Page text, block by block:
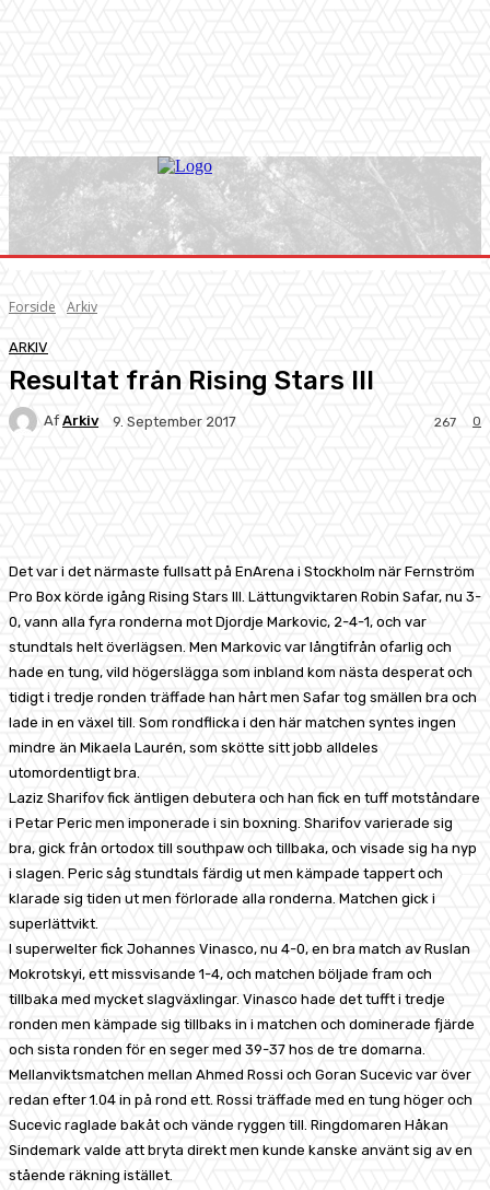
Forside Arkiv
ARKIV
Resultat från Rising Stars III
Af Arkiv 9. September 2017 0
267
Det var i det närmaste fullsatt på EnArena i Stockholm när Fernström
Pro Box körde igång Rising Stars III. Lättungviktaren Robin Safar, nu 3-
0, vann alla fyra ronderna mot Djordje Markovic, 2-4-1, och var
stundtals helt överlägsen. Men Markovic var långtifrån ofarlig och
hade en tung, vild högerslägga som inbland kom nästa desperat och
tidigt i tredje ronden träffade han hårt men Safar tog smällen bra och
lade in en växel till. Som rondflicka i den här matchen syntes ingen
mindre än Mikaela Laurén, som skötte sitt jobb alldeles
utomordentligt bra.
Laziz Sharifov fick äntligen debutera och han fick en tuff motståndare
i Petar Peric men imponerade i sin boxning. Sharifov varierade sig
bra, gick från ortodox till southpaw och tillbaka, och visade sig ha nyp
i slagen. Peric såg stundtals färdig ut men kämpade tappert och
klarade sig tiden ut men förlorade alla ronderna. Matchen gick i
superlättvikt.
I superwelter fick Johannes Vinasco, nu 4-0, en bra match av Ruslan
Mokrotskyi, ett missvisande 1-4, och matchen böljade fram och
tillbaka med mycket slagväxlingar. Vinasco hade det tufft i tredje
ronden men kämpade sig tillbaks in i matchen och dominerade fjärde
och sista ronden för en seger med 39-37 hos de tre domarna.
Mellanviktsmatchen mellan Ahmed Rossi och Goran Sucevic var över
redan efter 1.04 in på rond ett. Rossi träffade med en tung höger och
Sucevic raglade bakåt och vände ryggen till. Ringdomaren Håkan
Sindemark valde att bryta direkt men kunde kanske använt sig av en
stående räkning istället.